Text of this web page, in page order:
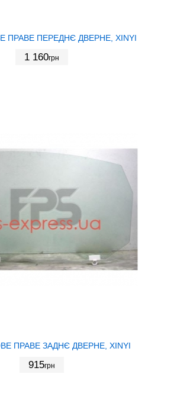
ПРАВЕ ПЕРЕДНЄ ДВЕРНЕ, XINYI
1 160грн
ПРАВЕ ЗАДНЄ ДВЕРНЕ, XINYI
915грн